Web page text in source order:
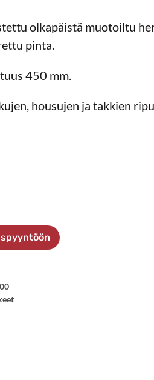
olkapäistä muotoiltu
pinta.
450 mm.
housujen ja takkien